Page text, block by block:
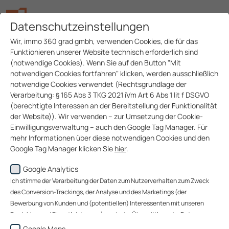
Sie möchten einen
Mangel oder ein
Anliegen melden?
Bei Mängeln, Gebrechen oder anderen Anliegen wenden
Sie sich bitte direkt an die für Ihre Liegenschaft
zuständige Haus­verwaltung. Hier finden Sie den
passenden Kontakt.
Datenschutzeinstellungen
Wir, immo 360 grad gmbh, verwenden Cookies, die für das
Funktionieren unserer Website technisch erforderlich sind
(notwendige Cookies). Wenn Sie auf den Button "Mit
notwendigen Cookies fortfahren" klicken, werden ausschließlich
notwendige Cookies verwendet (Rechtsgrundlage der
Verarbeitung: § 165 Abs 3 TKG 2021 iVm Art 6 Abs 1 lit f DSGVO
(berechtigte Interessen an der Bereitstellung der Funktionalität
der Website)). Wir verwenden – zur Umsetzung der Cookie-
Einwilligungsverwaltung – auch den Google Tag Manager. Für
mehr Informationen über diese notwendigen Cookies und den
Google Tag Manager klicken Sie hier.
Wenn Sie auf den Button "Alle akzeptieren" klicken, werden
Daten zu Ihrem Nutzerverhalten zum Zweck des Conversion-
Trackings (über welche Website gelangen unsere Website-
Besucher zu uns?), der Analyse unserer Website-Besucher und
des Website-Nutzungsverhaltens sowie des Marketings
(Bewerbung von Kunden und (potentiellen) Interessenten mit
Google Analytics
Ich stimme der Verarbeitung der Daten zum Nutzerverhalten zum Zweck
des Conversion-Trackings, der Analyse und des Marketings (der
Bewerbung von Kunden und (potentiellen) Interessenten mit unseren
Produkten und Dienstleistungen) sowie der Übermittlung der Daten an
Google Ireland Limited, an Google LLC (USA) sowie an immo 360 grad